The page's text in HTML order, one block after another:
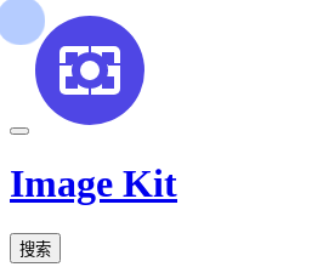
Image Kit
搜索